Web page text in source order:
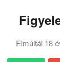
Elmúltál 18